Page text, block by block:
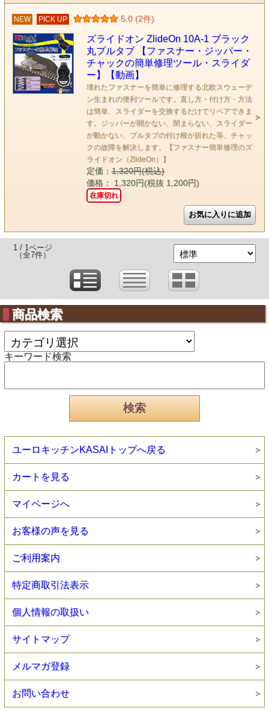
NEW PICK UP 5.0 (2件)
ズライドオン ZlideOn 10A-1 ブラック
丸プルタブ 【ファスナー・ジッパー・
チャックの簡単修理ツール・スライダ
ー】【動画】
壊れたファスナーを簡単に修理する北欧スウェーデ
ン生まれの便利ツールです。直し方・付け方・方法
は簡単、スライダーを交換するだけでリペアできま
す。ジッパーが開かない、閉まらない、スライダー
が動かない、プルタブの付け根が折れた等、チャッ
クの故障を解決します。【ファスナー簡単修理のズ
ライドオン（ZlideOn）】
定価：1,320円(税込)
価格： 1,320円(税抜 1,200円)
在庫切れ
1 / 1ページ
（全7件）
商品検索
キーワード検索
ユーロキッチンKASAIトップへ戻る
カートを見る
マイページへ
お客様の声を見る
ご利用案内
特定商取引法表示
個人情報の取扱い
サイトマップ
メルマガ登録
お問い合わせ